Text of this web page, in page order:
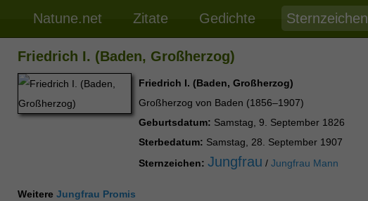
Natune.net Zitate Gedichte Sternzeichen
Friedrich I. (Baden, Großherzog)
Friedrich I. (Baden, Großherzog)
Großherzog von Baden (1856–1907)
Geburtsdatum: Samstag, 9. September 1826
Sterbedatum: Samstag, 28. September 1907
Sternzeichen: Jungfrau / Jungfrau Mann
Weitere Jungfrau Promis